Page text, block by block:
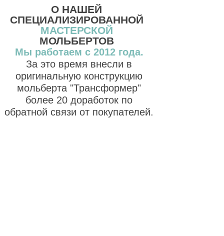
О НАШЕЙ
СПЕЦИАЛИЗИРОВАННОЙ
МАСТЕРСКОЙ
МОЛЬБЕРТОВ
Мы работаем с 2012 года.
За это время внесли в
оригинальную конструкцию
мольберта "Трансформер"
более 20 доработок по
обратной связи от покупателей.